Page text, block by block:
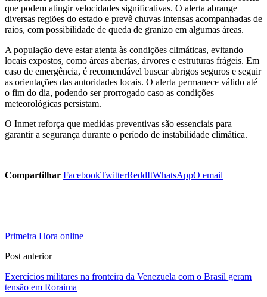
que podem atingir velocidades significativas. O alerta abrange
diversas regiões do estado e prevê chuvas intensas acompanhadas de
raios, com possibilidade de queda de granizo em algumas áreas.
A população deve estar atenta às condições climáticas, evitando
locais expostos, como áreas abertas, árvores e estruturas frágeis. Em
caso de emergência, é recomendável buscar abrigos seguros e seguir
as orientações das autoridades locais. O alerta permanece válido até
o fim do dia, podendo ser prorrogado caso as condições
meteorológicas persistam.
O Inmet reforça que medidas preventivas são essenciais para
garantir a segurança durante o período de instabilidade climática.
Compartilhar FacebookTwitterReddItWhatsAppO email
Primeira Hora online
Post anterior
Exercícios militares na fronteira da Venezuela com o Brasil geram
tensão em Roraima